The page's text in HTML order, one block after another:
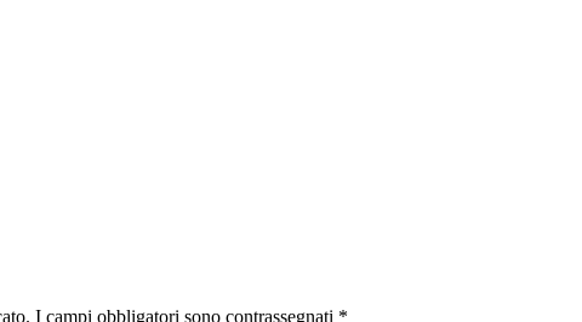
I campi obbligatori sono contrassegnati *